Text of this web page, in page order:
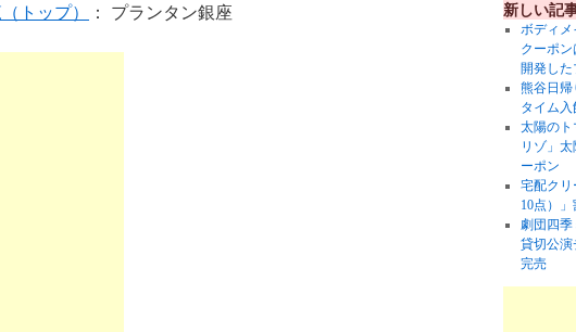
トップ） ： プランタン銀座 新しい記
ボディメ
クーポ
開発し
熊谷日帰
タイム
太陽のト
リゾ」
ーポン
宅配クリ
10点）
劇団四季
貸切公演
完売